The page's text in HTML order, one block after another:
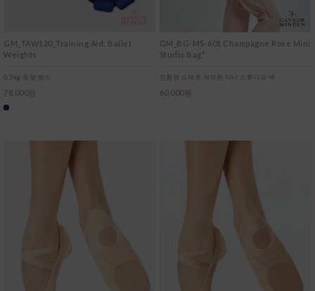
GM_TAW120_Training Aid: Ballet
Weights
0.5kg 중량 밴드
78,000원
GM_BG-MS-601 Champagne Rose Mini
Studio Bag*
친환경 소재로 제작된 미니 스튜디오 백
60,000원